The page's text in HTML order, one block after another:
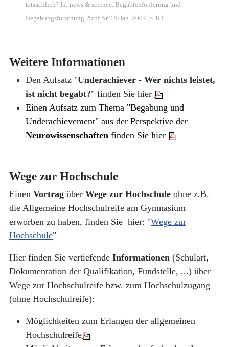
tatsächlich? In: news & science. Begabtenförderung und
Begabungsforschung. özbf Nr. 15/Jan. 2007. S. 8 f.
Weitere Informationen
Den Aufsatz "Underachiever - Wer nichts leistet,
ist nicht begabt?" finden Sie hier
Einen Aufsatz zum Thema "Begabung und
Underachievement" aus der Perspektive der
Neurowissenschaften finden Sie hier
Wege zur Hochschule
Einen Vortrag über Wege zur Hochschule ohne z.B.
die Allgemeine Hochschulreife am Gymnasium
erworben zu haben, finden Sie hier: "Wege zur
Hochschule"
Hier finden Sie vertiefende Informationen (Schulart,
Dokumentation der Qualifikation, Fundstelle, ...) über
Wege zur Hochschulreife bzw. zum Hochschulzugang
(ohne Hochschulreife):
Möglichkeiten zum Erlangen der allgemeinen
Hochschulreife